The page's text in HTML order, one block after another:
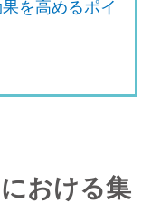
を高めるポイ
おける集